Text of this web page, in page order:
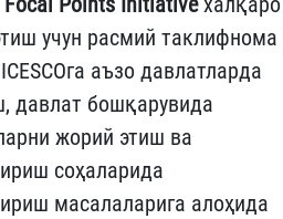
учун расмий таклифнома
аъзо давлатларда
давлат бошқарувида
жорий этиш ва
соҳаларида
масалаларига алоҳида